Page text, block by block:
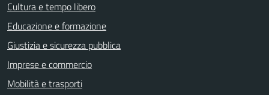
Cultura e tempo libero
Educazione e formazione
Giustizia e sicurezza pubblica
Imprese e commercio
Mobilità e trasporti